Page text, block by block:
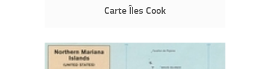
Carte Îles Cook